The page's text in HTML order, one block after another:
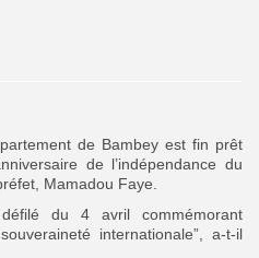
de Bambey est fin prêt
de l’indépendance du
Mamadou Faye.
du 4 avril commémorant
internationale”, a-t-il